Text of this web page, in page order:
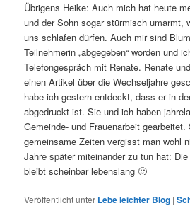
Übrigens Heike: Auch mich hat heute
und der Sohn sogar stürmisch umarmt,
uns schlafen dürfen. Auch mir sind
Teilnehmerin „abgegeben“ worden und
Telefongespräch mit Renate. Renate
einen Artikel über die Wechseljahre
habe ich gestern entdeckt, dass er in
abgedruckt ist. Sie und ich haben
Gemeinde- und Frauenarbeit
gemeinsame Zeiten vergisst man wohl
Jahre später miteinander zu tun hat:
bleibt scheinbar lebenslang 🙂
Veröffentlicht unter Lebe leichter Blog |